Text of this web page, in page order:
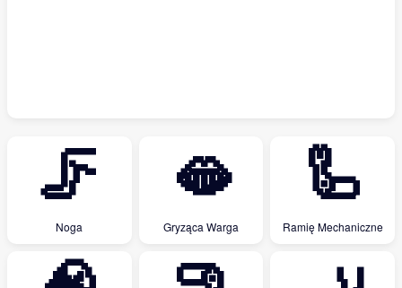
🦵
Noga
🫦
Gryząca Warga
🦾
Ramię Mechaniczne